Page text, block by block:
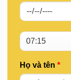
Họ và tên *